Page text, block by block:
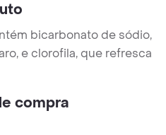
bicarbonato de sódio,
e clorofila, que refresca
compra